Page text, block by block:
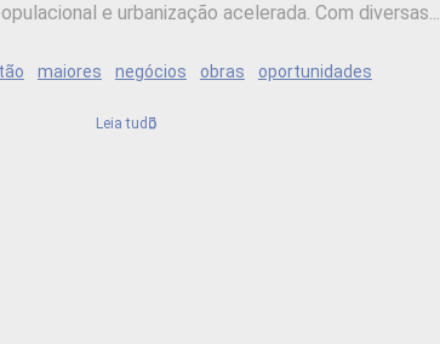
e urbanização acelerada. Com diversas...
maiores negócios obras oportunidades
Leia tudo